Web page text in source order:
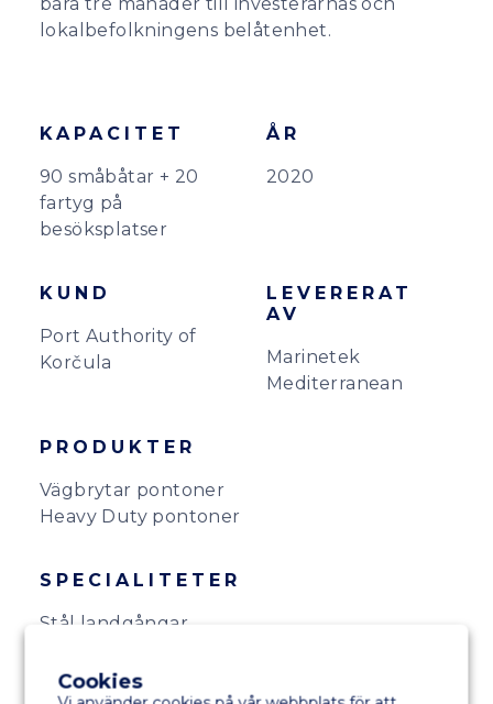
lokalbefolkningens belåtenhet.
KAPACITET
90 småbåtar + 20
fartyg på
besöksplatser
ÅR
2020
KUND
Port Authority of
Korčula
LEVERERAT
AV
Marinetek
Mediterranean
PRODUKTER
Vägbrytar pontoner
Heavy Duty pontoner
SPECIALITETER
Stål landgångar
Cookies